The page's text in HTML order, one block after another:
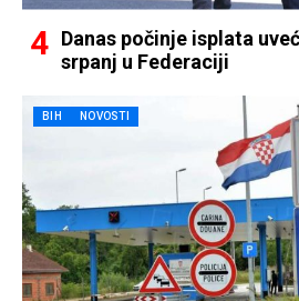
Danas počinje isplata
srpanj u Federaciji
BIH NOVOSTI